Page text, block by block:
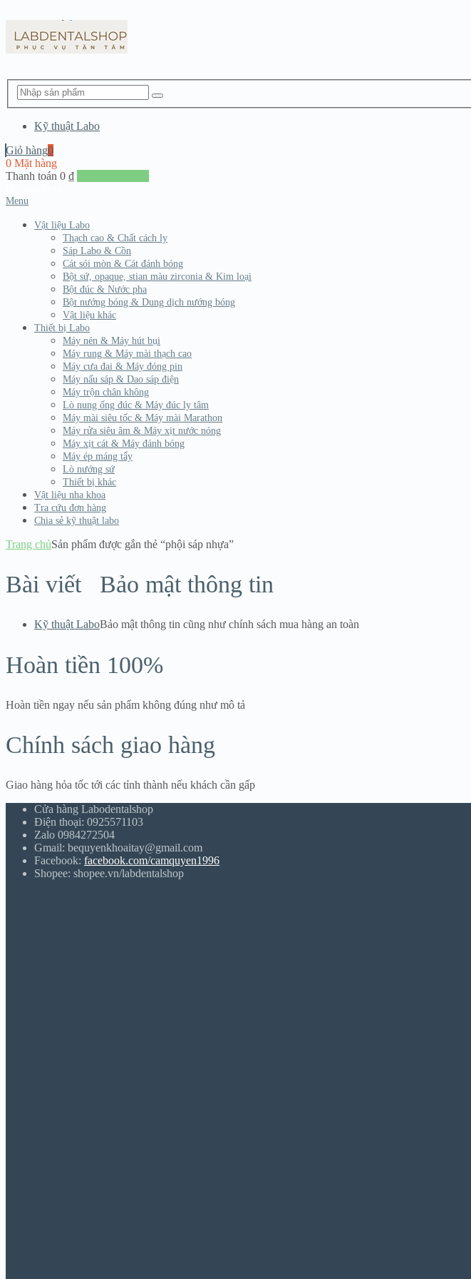
Kỹ thuật Labo
Giỏ hàng0
0 Mặt hàng
Thanh toán 0 ₫
Menu
Vật liệu Labo
Thạch cao & Chất cách ly
Sáp Labo & Cồn
Cát sói mòn & Cát đánh bóng
Bột sứ, opaque, stian màu zirconia & Kim loại
Bột đúc & Nước pha
Bột nướng bóng & Dung dịch nướng bóng
Vật liệu khác
Thiết bị Labo
Máy nén & Máy hút bụi
Máy rung & Máy mài thạch cao
Máy cưa đai & Máy đóng pin
Máy nấu sáp & Dao sáp điện
Máy trộn chân không
Lò nung ống đúc & Máy đúc ly tâm
Máy mài siêu tốc & Máy mài Marathon
Máy rửa siêu âm & Máy xịt nước nóng
Máy xịt cát & Máy đánh bóng
Máy ép máng tẩy
Lò nướng sứ
Thiết bị khác
Vật liệu nha khoa
Tra cứu đơn hàng
Chia sẻ kỹ thuật labo
Trang chủSản phẩm được gắn thẻ “phội sáp nhựa”
Bài viết
Kỹ thuật Labo
Bảo mật thông tin
Bảo mật thông tin cũng như chính sách mua hàng an toàn
Hoàn tiền 100%
Hoàn tiền ngay nếu sản phẩm không đúng như mô tả
Chính sách giao hàng
Giao hàng hỏa tốc tới các tỉnh thành nếu khách cần gấp
Cửa hàng Labodentalshop
Điện thoại: 0925571103
Zalo 0984272504
Gmail: bequyenkhoaitay@gmail.com
Facebook: facebook.com/camquyen1996
Shopee: shopee.vn/labdentalshop